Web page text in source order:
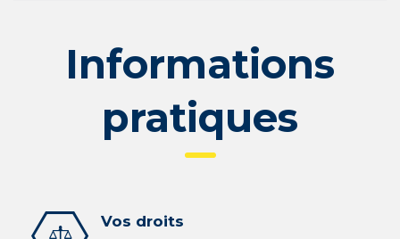
Informations
pratiques
Vos droits